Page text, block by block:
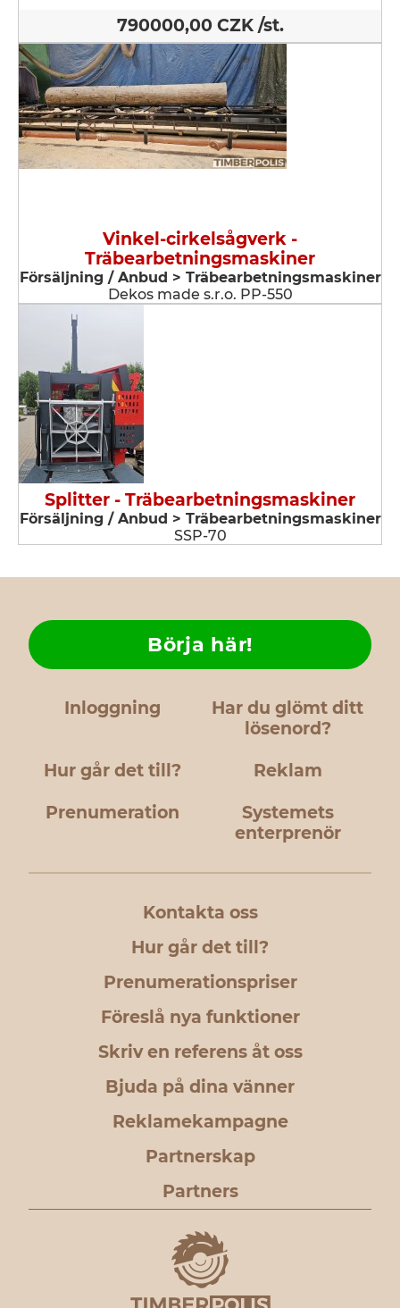
790000,00 CZK /st.
Vinkel-cirkelsågverk -
Träbearbetningsmaskiner
Försäljning / Anbud > Träbearbetningsmaskiner
Dekos made s.r.o. PP-550
Splitter - Träbearbetningsmaskiner
Försäljning / Anbud > Träbearbetningsmaskiner
SSP-70
Inloggning
Har du glömt ditt
lösenord?
Hur går det till?
Börja här!
Reklam
Prenumeration
Systemets
enterprenör
Kontakta oss
Hur går det till?
Prenumerationspriser
Föreslå nya funktioner
Skriv en referens åt oss
Bjuda på dina vänner
Reklamekampagne
Partnerskap
Partners